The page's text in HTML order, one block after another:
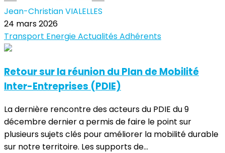
Jean-Christian VIALELLES
24 mars 2026
Transport EnergieActualités Adhérents
Retour sur la réunion du Plan de Mobilité
Inter-Entreprises (PDIE)
La dernière rencontre des acteurs du PDIE du 9
décembre dernier a permis de faire le point sur
plusieurs sujets clés pour améliorer la mobilité durable
sur notre territoire. Les supports de...